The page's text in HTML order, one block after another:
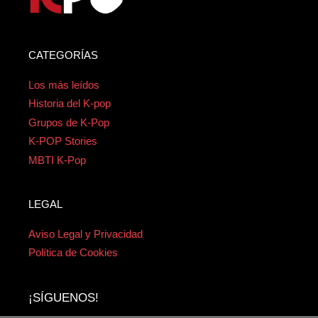
CATEGORÍAS
Los más leídos
Historia del K-pop
Grupos de K-Pop
K-POP Stories
MBTI K-Pop
LEGAL
Aviso Legal y Privacidad
Política de Cookies
¡SÍGUENOS!